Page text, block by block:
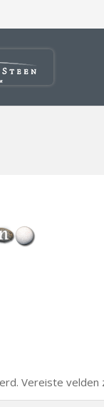
Vereiste velden